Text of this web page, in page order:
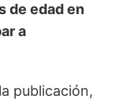
de edad en
a
publicación,